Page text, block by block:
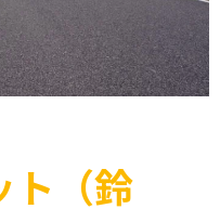
ト（鈴